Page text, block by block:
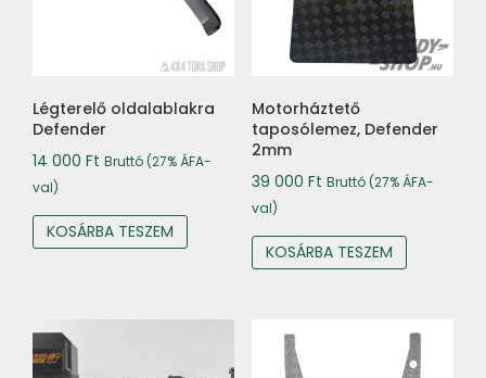
Légterelő oldalablakra
Defender
14 000 Ft Bruttó (27% ÁFA-
val)
KOSÁRBA TESZEM
Motorháztető
taposólemez, Defender
2mm
39 000 Ft Bruttó (27% ÁFA-
val)
KOSÁRBA TESZEM